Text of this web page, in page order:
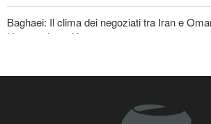
Baghaei: Il clima dei negoziati tra Iran e
Hormuz è positivo
Ibn al-Reza: La tecnologia nazionale dell'Iran